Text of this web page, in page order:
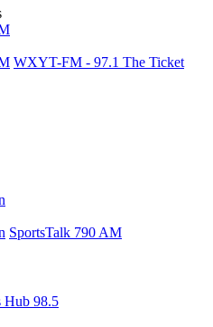
WXYT-FM - 97.1 The Ticket
SportsTalk 790 AM
Hub 98.5